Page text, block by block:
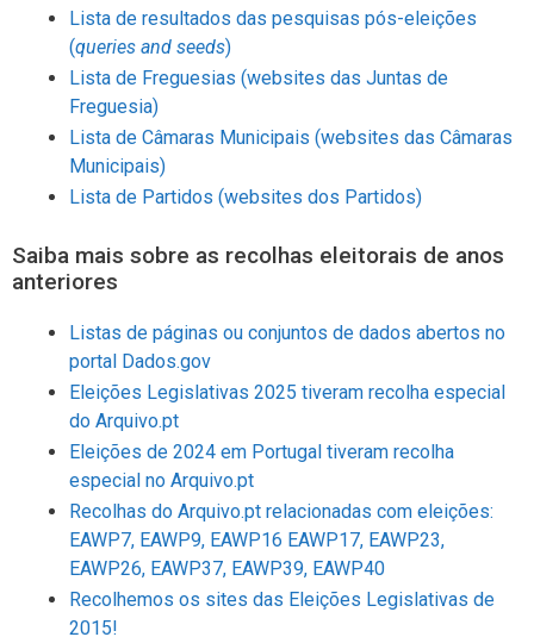
Lista de resultados das pesquisas pós-eleições
(queries and seeds)
Lista de Freguesias (websites das Juntas de
Freguesia)
Lista de Câmaras Municipais (websites das Câmaras
Municipais)
Lista de Partidos (websites dos Partidos)
Saiba mais sobre as recolhas eleitorais de anos
anteriores
Listas de páginas ou conjuntos de dados abertos no
portal Dados.gov
Eleições Legislativas 2025 tiveram recolha especial
do Arquivo.pt
Eleições de 2024 em Portugal tiveram recolha
especial no Arquivo.pt
Recolhas do Arquivo.pt relacionadas com eleições:
EAWP7, EAWP9, EAWP16 EAWP17, EAWP23,
EAWP26, EAWP37, EAWP39, EAWP40
Recolhemos os sites das Eleições Legislativas de
2015!